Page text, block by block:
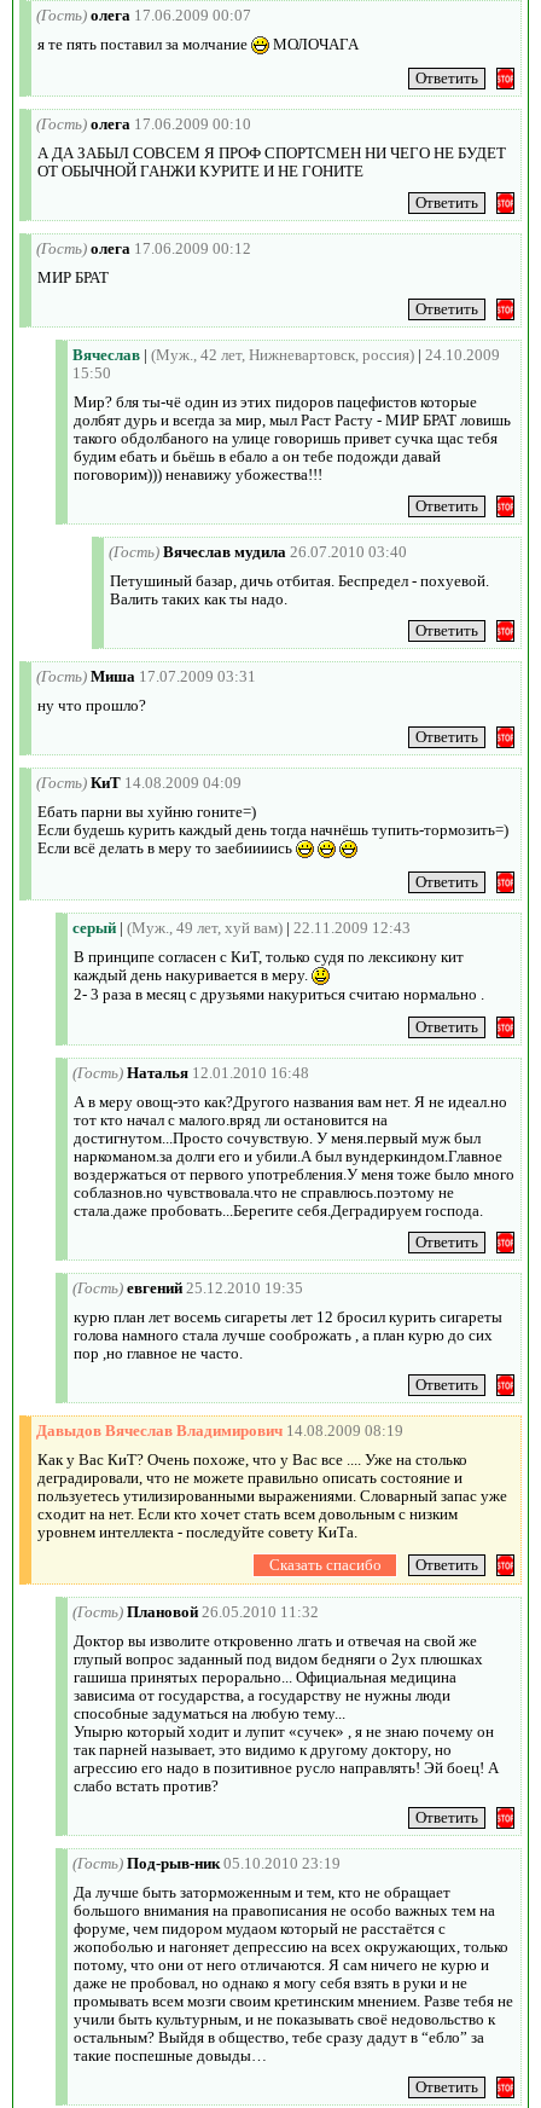
(Гость) олега 17.06.2009 00:07
я те пять поставил за молчание
МОЛОЧАГА
(Гость) олега 17.06.2009 00:10
А ДА ЗАБЫЛ СОВСЕМ Я ПРОФ СПОРТСМЕН НИ ЧЕГО НЕ БУДЕТ
ОТ ОБЫЧНОЙ ГАНЖИ КУРИТЕ И НЕ ГОНИТЕ
(Гость) олега 17.06.2009 00:12
МИР БРАТ
Вячеслав | (Муж., 42 лет, Нижневартовск, россия) | 24.10.2009
15:50
Мир? бля ты-чё один из этих пидоров пацефистов которые
долбят дурь и всегда за мир, мыл Раст Расту - МИР БРАТ ловишь
такого обдолбаного на улице говоришь привет сучка щас тебя
будим ебать и бьёшь в ебало а он тебе подожди давай
поговорим))) ненавижу убожества!!!
(Гость) Вячеслав мудила 26.07.2010 03:40
Петушиный базар, дичь отбитая. Беспредел - похуевой.
Валить таких как ты надо.
(Гость) Миша 17.07.2009 03:31
ну что прошло?
(Гость) КиТ 14.08.2009 04:09
Ебать парни вы хуйню гоните=)
Если будешь курить каждый день тогда начнёшь тупить-тормозить=)
Если всё делать в меру то заебиииись
серый | (Муж., 49 лет, хуй вам) | 22.11.2009 12:43
В принципе согласен с КиТ, только судя по лексикону кит
каждый день накуривается в меру.
2- 3 раза в месяц с друзьями накуриться считаю нормально .
(Гость) Наталья 12.01.2010 16:48
А в меру овощ-это как?Другого названия вам нет. Я не идеал.но
тот кто начал с малого.вряд ли остановится на
достигнутом...Просто сочувствую. У меня.первый муж был
наркоманом.за долги его и убили.А был вундеркиндом.Главное
воздержаться от первого употребления.У меня тоже было много
соблазнов.но чувствовала.что не справлюсь.поэтому не
стала.даже пробовать...Берегите себя.Деградируем господа.
(Гость) евгений 25.12.2010 19:35
курю план лет восемь сигареты лет 12 бросил курить сигареты
голова намного стала лучше сооброжать , а план курю до сих
пор ,но главное не часто.
Давыдов Вячеслав Владимирович 14.08.2009 08:19
Как у Вас КиТ? Очень похоже, что у Вас все .... Уже на столько
деградировали, что не можете правильно описать состояние и
пользуетесь утилизированными выражениями. Словарный запас уже
сходит на нет. Если кто хочет стать всем довольным с низким
уровнем интеллекта - последуйте совету КиТа.
(Гость) Плановой 26.05.2010 11:32
Доктор вы изволите откровенно лгать и отвечая на свой же
глупый вопрос заданный под видом бедняги о 2ух плюшках
гашиша принятых перорально... Официальная медицина
зависима от государства, а государству не нужны люди
способные задуматься на любую тему...
Упырю который ходит и лупит «сучек» , я не знаю почему он
так парней называет, это видимо к другому доктору, но
агрессию его надо в позитивное русло направлять! Эй боец! А
слабо встать против?
(Гость) Под-рыв-ник 05.10.2010 23:19
Да лучше быть заторможенным и тем, кто не обращает
большого внимания на правописания не особо важных тем на
форуме, чем пидором мудаом который не расстаётся с
жопоболью и нагоняет депрессию на всех окружающих, только
потому, что они от него отличаются. Я сам ничего не курю и
даже не пробовал, но однако я могу себя взять в руки и не
промывать всем мозги своим кретинским мнением. Разве тебя не
учили быть культурным, и не показывать своё недовольство к
остальным? Выйдя в общество, тебе сразу дадут в “ебло” за
такие поспешные довыды…